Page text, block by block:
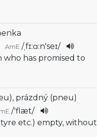
AmE /ˌfɪ:ɑ:n'seɪ/
who has promised to
prázdný (pneu)
/'flæt/
tyre etc.) empty, without